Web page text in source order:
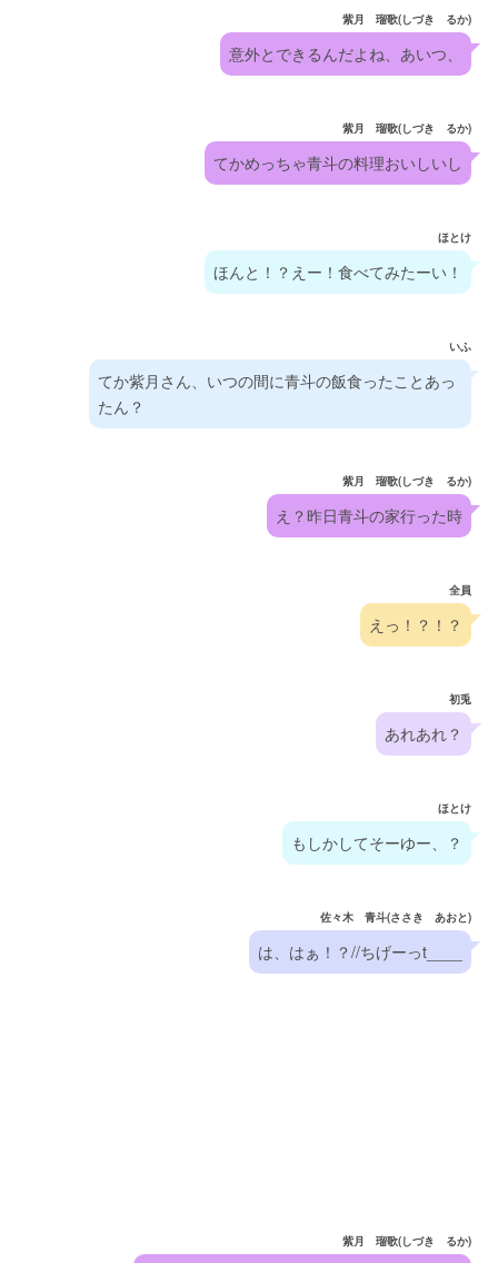
紫月 瑠歌(しづき るか)
意外とできるんだよね、あいつ、
紫月 瑠歌(しづき るか)
てかめっちゃ青斗の料理おいしいし
ほとけ
ほんと！？えー！食べてみたーい！
いふ
てか紫月さん、いつの間に青斗の飯食ったことあっ
たん？
紫月 瑠歌(しづき るか)
え？昨日青斗の家行った時
全員
えっ！？！？
初兎
あれあれ？
ほとけ
もしかしてそーゆー、？
佐々木 青斗(ささき あおと)
は、はぁ！？//ちげーっt____
紫月 瑠歌(しづき るか)